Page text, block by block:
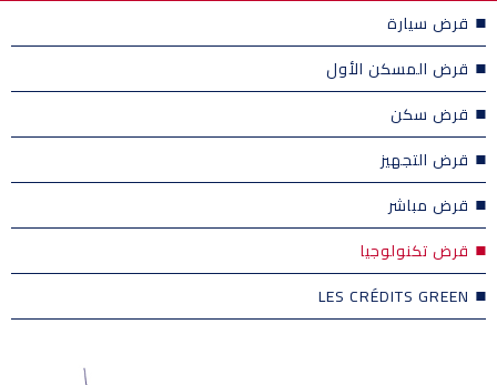
قرض سيارة
قرض المسكن الأول
قرض سكن
قرض التجهيز
قرض مباشر
قرض تكنولوجيا
LES CRÉDITS GREEN